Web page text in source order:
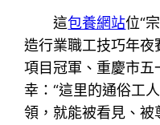
這包養網站位“
造行業職工技巧年
項目冠軍、重慶市五
幸：“這里的通俗工
領，就能被看見、被